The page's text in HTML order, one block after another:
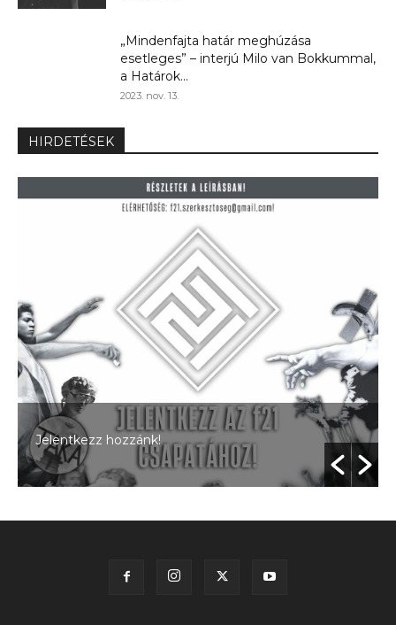
„Mindenfajta határ meghúzása
esetleges” – interjú Milo van Bokkummal,
a Határok...
2023. nov. 13.
HIRDETÉSEK
Jelentkezz hozzánk!